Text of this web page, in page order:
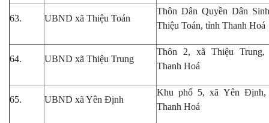
63. UBND xã Thiệu Toán
Thôn Dân Quyền Dân
Thiệu Toán, tỉnh Thanh Hoá
64. UBND xã Thiệu Trung
Thôn 2, xã Thiệu Trung,
Thanh Hoá
65. UBND xã Yên Định
Khu phố 5, xã Yên Định,
Thanh Hoá